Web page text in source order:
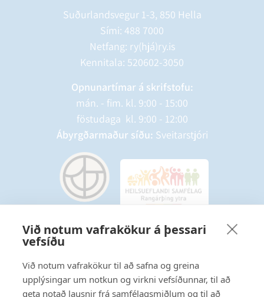
Við notum vafrakökur á þessari
vefsíðu
Við notum vafrakökur til að safna og greina
upplýsingar um notkun og virkni vefsíðunnar, til að
geta notað lausnir frá samfélagsmiðlum og til að
Suðurlandsvegur 1-3, 850 Hella
Sími: 488 7000
Netfang: ry(hjá)ry.is
Kennitala: 520602-3050
Opnunartímar á skrifstofu:
mán. - fim. kl. 9:00 - 15:00
föstudaga kl. 9:00 - 12:00
Ábyrgðarmaður síðu: Sveitarstjóri
Starfsmannavefur
Hafðu samband
Ritstjórnarstefna